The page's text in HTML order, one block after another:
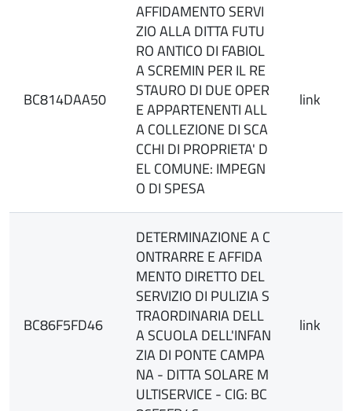
BC814DAA50
AFFIDAMENTO SERVI
ZIO ALLA DITTA FUTU
RO ANTICO DI FABIOL
A SCREMIN PER IL RE
STAURO DI DUE OPER
E APPARTENENTI ALL
A COLLEZIONE DI SCA
CCHI DI PROPRIETA' D
EL COMUNE: IMPEGN
O DI SPESA
link
BC86F5FD46
DETERMINAZIONE A C
ONTRARRE E AFFIDA
MENTO DIRETTO DEL
SERVIZIO DI PULIZIA S
TRAORDINARIA DELL
A SCUOLA DELL'INFAN
ZIA DI PONTE CAMPA
NA - DITTA SOLARE M
ULTISERVICE - CIG: BC
link